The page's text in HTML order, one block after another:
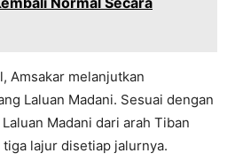
Amsakar melanjutkan
Laluan Madani. Sesuai dengan
Madani dari arah Tiban
lajur disetiap jalurnya.